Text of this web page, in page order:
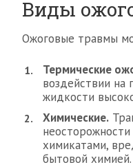
Виды
Ожоговые травмы
Термические
воздействии на
жидкости
Химические.
химикатами,
бытовой химией.